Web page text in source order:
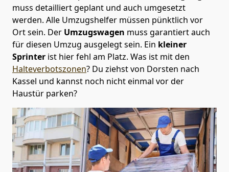
muss detailliert geplant und auch umgesetzt
werden. Alle Umzugshelfer müssen pünktlich vor
Ort sein. Der Umzugswagen muss garantiert auch
für diesen Umzug ausgelegt sein. Ein kleiner
Sprinter ist hier fehl am Platz. Was ist mit den
Halteverbotszonen? Du ziehst von Dorsten nach
Kassel und kannst noch nicht einmal vor der
Haustür parken?